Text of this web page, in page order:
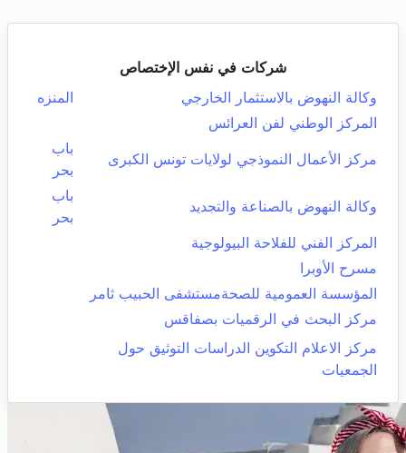
شركات في نفس الإختصاص
وكالة النهوض بالاستثمار الخارجي
المنزه
المركز الوطني لفن العرائس
مركز الأعمال النموذجي لولايات تونس الكبرى
باب
بحر
وكالة النهوض بالصناعة والتجديد
باب
بحر
المركز الفني للفلاحة البيولوجية
مسرح الأوبرا
المؤسسة العمومية للصحةمستشفى الحبيب ثامر
مركز البحث في الرقميات بصفاقس
مركز الاعلام التكوين الدراسات التوثيق حول
الجمعيات